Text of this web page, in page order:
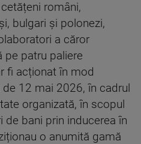
români,
bulgari și polonezi,
a căror
pe patru paliere
fi acționat în mod
12 mai 2026, în cadrul
organizată, în scopul
bani prin inducerea în
o anumită gamă